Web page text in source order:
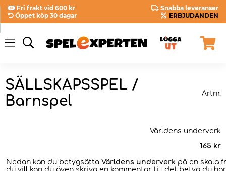
Fri frakt vid 600 kr
Snabba leveranser
Öppet köp 30 dagar
ERBJUDANDEN
SÄLLSKAPSSPEL /
Barnspel
Artnr.
Världens underverk
165 kr
Nedan kan du betygsätta Världens underverk på en skala
du vill kan du även skriva en kommentar till det betyg du